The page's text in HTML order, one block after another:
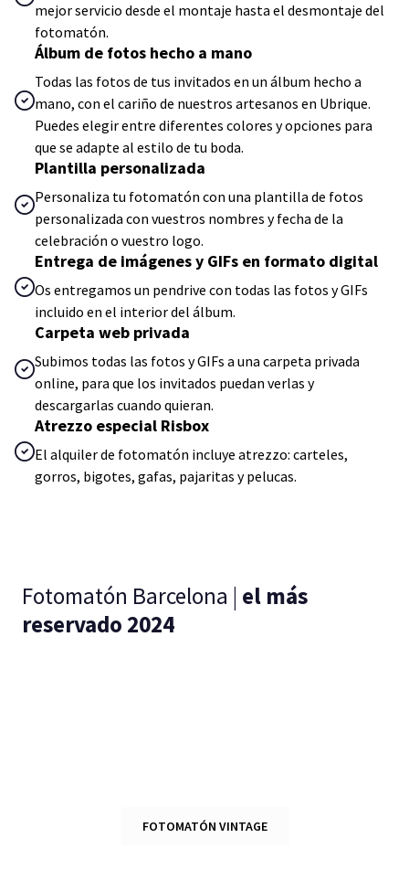
mejor servicio desde el montaje hasta el desmontaje del
fotomatón.
Álbum de fotos hecho a mano
Todas las fotos de tus invitados en un álbum hecho a
mano, con el cariño de nuestros artesanos en Ubrique.
Puedes elegir entre diferentes colores y opciones para
que se adapte al estilo de tu boda.
Plantilla personalizada
Personaliza tu fotomatón con una plantilla de fotos
personalizada con vuestros nombres y fecha de la
celebración o vuestro logo.
Entrega de imágenes y GIFs en formato digital
Os entregamos un pendrive con todas las fotos y GIFs
incluido en el interior del álbum.
Carpeta web privada
Subimos todas las fotos y GIFs a una carpeta privada
online, para que los invitados puedan verlas y
descargarlas cuando quieran.
Atrezzo especial Risbox
El alquiler de fotomatón incluye atrezzo: carteles,
gorros, bigotes, gafas, pajaritas y pelucas.
Fotomatón Barcelona | el más
reservado 2024
FOTOMATÓN VINTAGE